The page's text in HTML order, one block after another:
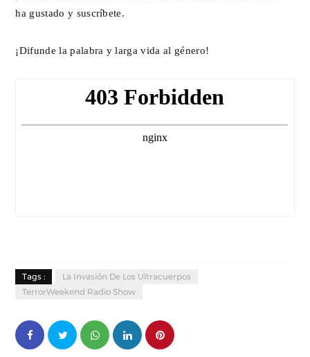
ha gustado y suscríbete.
¡Difunde la palabra y larga vida al género!
Tags :
La Invasión De Los Ultracuerpos
TerrorWeekend Radio Show